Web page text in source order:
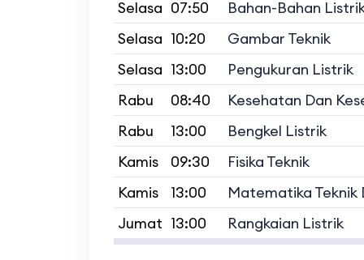
Selasa 07:50
Bahan-Bahan
Selasa 10:20
Gambar Teknik
Selasa 13:00
Pengukuran Listrik
Rabu
08:40
Kesehatan Dan
Rabu
13:00
Bengkel Listrik
Kamis
09:30
Fisika Teknik
Kamis
13:00
Matematika Teknik
Jumat 13:00 Rangkaian Listrik